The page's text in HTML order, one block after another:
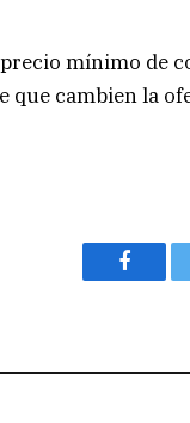
mínimo de
que cambien la